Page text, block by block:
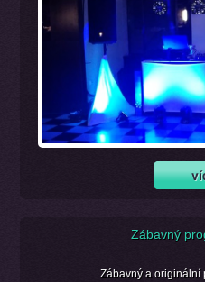
Zábavný
Zábavný a originální